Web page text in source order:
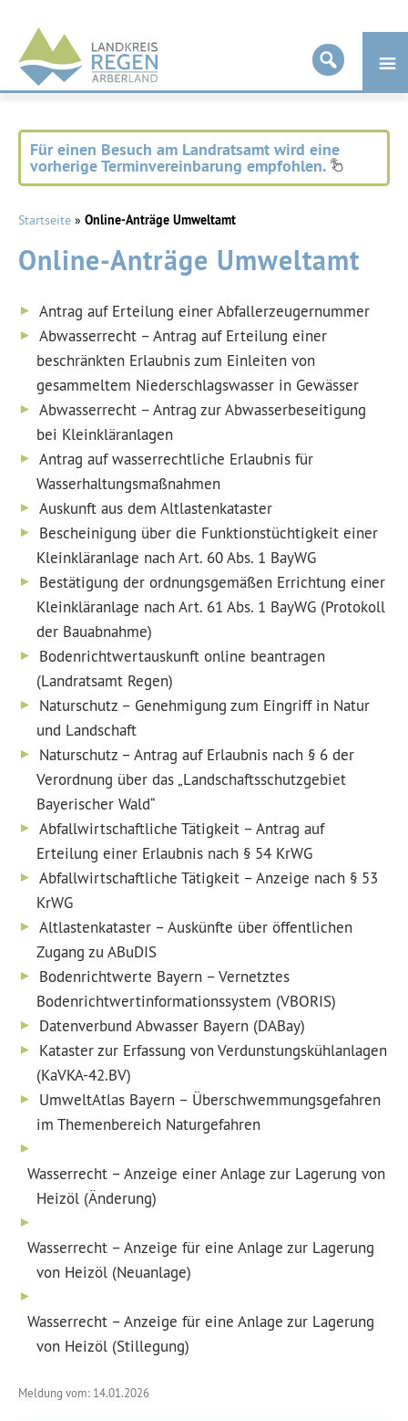
Landkreis
Regen
Für einen Besuch am Landratsamt wird eine
vorherige Terminvereinbarung empfohlen.
Startseite » Online-Anträge Umweltamt
Online-Anträge Umweltamt
Antrag auf Erteilung einer Abfallerzeugernummer
Abwasserrecht – Antrag auf Erteilung einer
beschränkten Erlaubnis zum Einleiten von
gesammeltem Niederschlagswasser in Gewässer
Abwasserrecht – Antrag zur Abwasserbeseitigung
bei Kleinkläranlagen
Antrag auf wasserrechtliche Erlaubnis für
Wasserhaltungsmaßnahmen
Auskunft aus dem Altlastenkataster
Bescheinigung über die Funktionstüchtigkeit einer
Kleinkläranlage nach Art. 60 Abs. 1 BayWG
Bestätigung der ordnungsgemäßen Errichtung einer
Kleinkläranlage nach Art. 61 Abs. 1 BayWG (Protokoll
der Bauabnahme)
Bodenrichtwertauskunft online beantragen
(Landratsamt Regen)
Naturschutz – Genehmigung zum Eingriff in Natur
und Landschaft
Naturschutz – Antrag auf Erlaubnis nach § 6 der
Verordnung über das „Landschaftsschutzgebiet
Bayerischer Wald“
Abfallwirtschaftliche Tätigkeit – Antrag auf
Erteilung einer Erlaubnis nach § 54 KrWG
Abfallwirtschaftliche Tätigkeit – Anzeige nach § 53
KrWG
Altlastenkataster – Auskünfte über öffentlichen
Zugang zu ABuDIS
Bodenrichtwerte Bayern – Vernetztes
Bodenrichtwertinformationssystem (VBORIS)
Datenverbund Abwasser Bayern (DABay)
Kataster zur Erfassung von Verdunstungskühlanlagen
(KaVKA-42.BV)
UmweltAtlas Bayern – Überschwemmungsgefahren
im Themenbereich Naturgefahren
Wasserrecht – Anzeige einer Anlage zur Lagerung von
Heizöl (Änderung)
Wasserrecht – Anzeige für eine Anlage zur Lagerung
von Heizöl (Neuanlage)
Wasserrecht – Anzeige für eine Anlage zur Lagerung
von Heizöl (Stillegung)
Meldung vom: 14.01.2026